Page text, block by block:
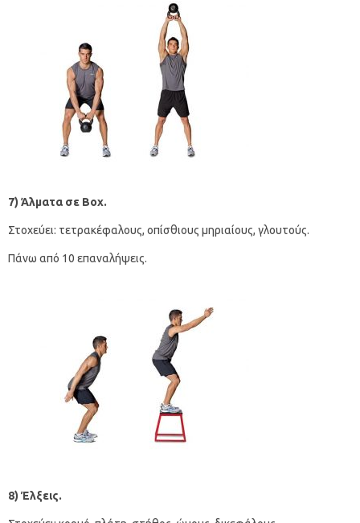
7) Άλματα σε Box.
Στοχεύει: τετρακέφαλους, οπίσθιους μηριαίους, γλουτούς.
Πάνω από 10 επαναλήψεις.
8) Έλξεις.